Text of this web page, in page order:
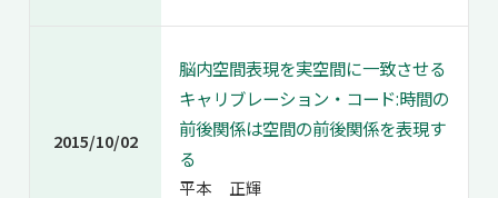
2015/10/02
脳内空間表現を実空間に一致させる
キャリブレーション・コード:時間の
前後関係は空間の前後関係を表現す
る
平本 正輝